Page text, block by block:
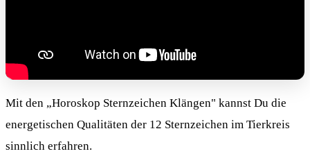
Mit den „Horoskop Sternzeichen Klängen" kannst Du die
energetischen Qualitäten der 12 Sternzeichen im Tierkreis
sinnlich erfahren.